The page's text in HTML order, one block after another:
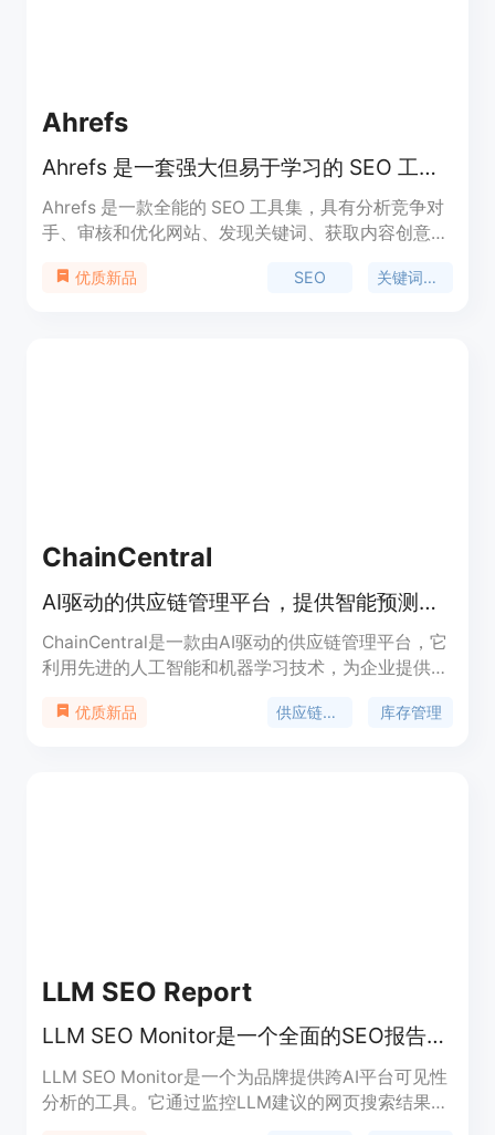
Ahrefs
Ahrefs 是一套强大但易于学习的 SEO 工具，帮助您提高排名并获得更多流量。
Ahrefs 是一款全能的 SEO 工具集，具有分析竞争对
手、审核和优化网站、发现关键词、获取内容创意和
SEO 行业中最受信任的，深受市场营销人员和领先公
优质新品 SEO 关键词分析
ChainCentral
AI驱动的供应链管理平台，提供智能预测、多渠道同步等功能
ChainCentral是一款由AI驱动的供应链管理平台，它
利用先进的人工智能和机器学习技术，为企业提供了
摆脱传统电子表格管理的低效和不准确性。主要优点
优质新品 供应链管理 库存管理
LLM SEO Report
LLM SEO Monitor是一个全面的SEO报告生成工具，帮助您分析品牌在AI助手中的可见性。
LLM SEO Monitor是一个为品牌提供跨AI平台可见性
分析的工具。它通过监控LLM建议的网页搜索结果来